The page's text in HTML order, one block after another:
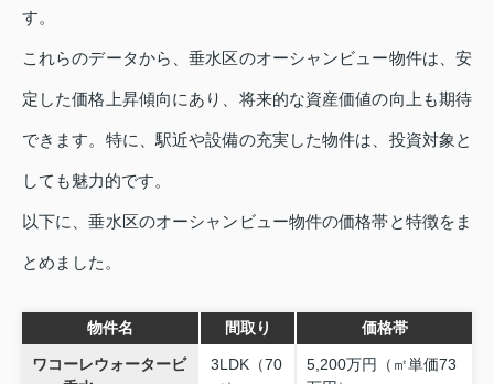
す。
これらのデータから、垂水区のオーシャンビュー物件は、安
定した価格上昇傾向にあり、将来的な資産価値の向上も期待
できます。特に、駅近や設備の充実した物件は、投資対象と
しても魅力的です。
以下に、垂水区のオーシャンビュー物件の価格帯と特徴をま
とめました。
物件名 間取り 価格帯
ワコーレウォータービ
3LDK（70
5,200万円（㎡単価73